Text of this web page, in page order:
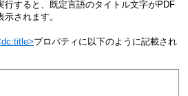
行すると、既定言語のタイトル文字がPDF
されます。
プロパティに以下のように記載され